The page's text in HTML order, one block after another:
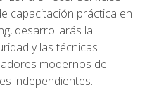
capacitación práctica en
desarrollarás la
y las técnicas
modernos del
independientes.